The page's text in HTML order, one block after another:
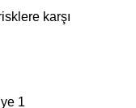
karşı
1